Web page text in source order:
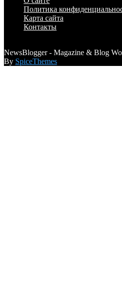
Политика
Карта сайта
Контакты
NewsBlogger - Magazine & Blog
By SpiceThemes